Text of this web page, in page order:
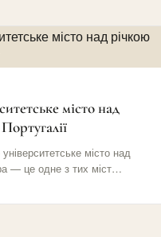
місто над
місто над
— це одне з тих міст